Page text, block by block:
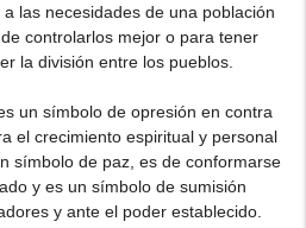
las necesidades de una población
controlarlos mejor o para tener
la división entre los pueblos.
un símbolo de opresión en contra
el crecimiento espiritual y personal
símbolo de paz, es de conformarse
y es un símbolo de sumisión
y ante el poder establecido.